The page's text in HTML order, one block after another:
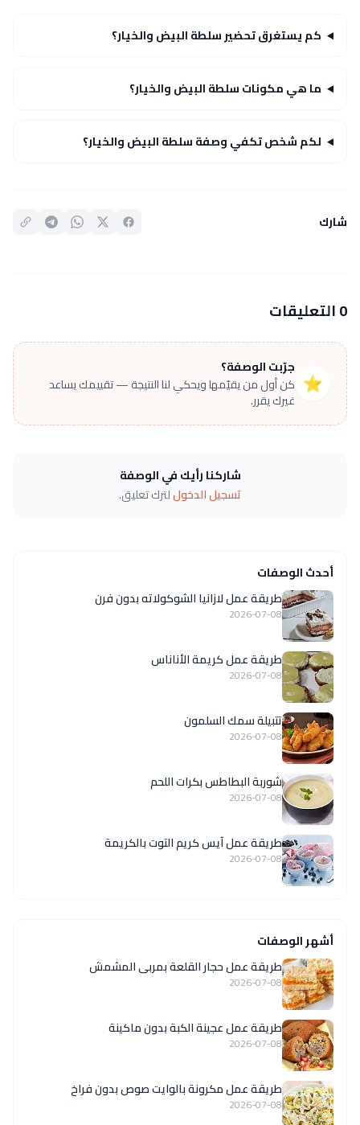
كم يستغرق تحضير سلطة البيض والخيار؟
ما هي مكونات سلطة البيض والخيار؟
لكم شخص تكفي وصفة سلطة البيض والخيار؟
شارك
0 التعليقات
⭐
جرّبت الوصفة؟
كن أول من يقيّمها ويحكي لنا النتيجة — تقييمك يساعد
غيرك يقرر.
شاركنا رأيك في الوصفة
تسجيل الدخوللترك تعليق.
أحدث الوصفات
طريقة عمل لازانيا الشوكولاته بدون فرن
2026-07-08
طريقة عمل كريمة الأناناس
2026-07-08
تتبيلة سمك السلمون
2026-07-08
شوربة البطاطس بكرات اللحم
2026-07-08
طريقة عمل آيس كريم التوت بالكريمة
2026-07-08
أشهر الوصفات
طريقة عمل حجار القلعة بمربى المشمش
2026-07-08
طريقة عمل عجينة الكبة بدون ماكينة
2026-07-08
طريقة عمل مكرونة بالوايت صوص بدون فراخ
2026-07-08